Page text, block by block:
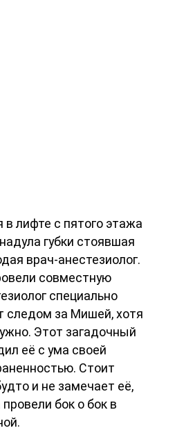
в лифте с пятого этажа
губки стоявшая
врач-анестезиолог.
совместную
специально
следом за Мишей, хотя
Этот загадочный
её с ума своей
Стоит
и не замечает её,
бок о бок в